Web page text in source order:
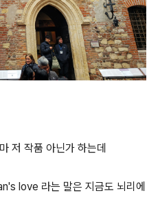
저 작품 아닌가 하는데
love 라는 말은 지금도 뇌리에